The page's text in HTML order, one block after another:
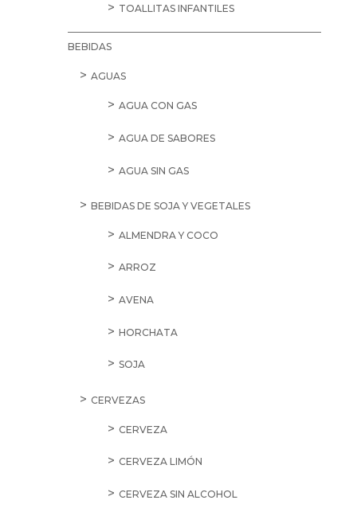
TOALLITAS INFANTILES
BEBIDAS
AGUAS
AGUA CON GAS
AGUA DE SABORES
AGUA SIN GAS
BEBIDAS DE SOJA Y VEGETALES
ALMENDRA Y COCO
ARROZ
AVENA
HORCHATA
SOJA
CERVEZAS
CERVEZA
CERVEZA LIMÓN
CERVEZA SIN ALCOHOL